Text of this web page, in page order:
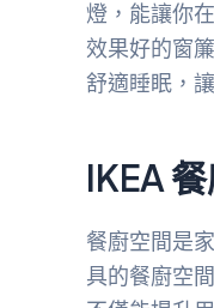
燈，能讓你
效果好的窗
舒適睡眠，
IKEA
餐廚空間是
具的餐廚空